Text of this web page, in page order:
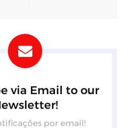
via Email to our
por email!